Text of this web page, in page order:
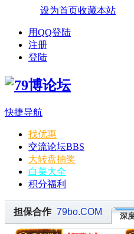
设为首页收藏本站
用QQ登陆
注册
登陆
快捷导航
找优惠
交流论坛BBS
大转盘抽奖
白菜大全
积分福利